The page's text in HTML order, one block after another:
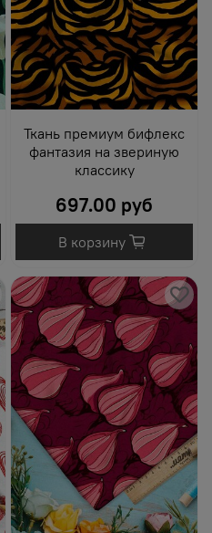
Ткань премиум бифлекс
фантазия на звериную
классику
697.00 руб
В корзину